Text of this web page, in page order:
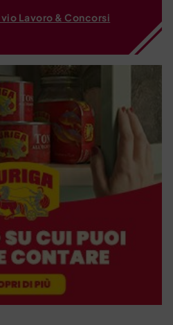
Lavoro & Concorsi